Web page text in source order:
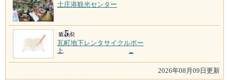
土庄港観光センター
瓦町地下レンタサイクルポー
ト
2026年08月09日更新